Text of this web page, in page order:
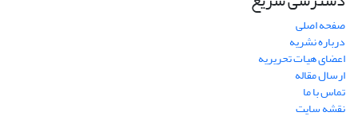
صفحه اصلی
درباره نشریه
اعضای هیات تحریریه
ارسال مقاله
تماس با ما
نقشه سایت